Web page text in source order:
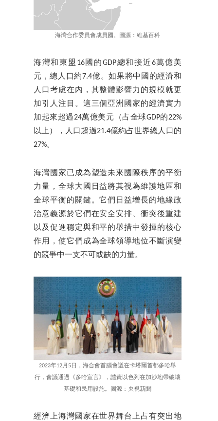
海灣合作委員會成員國。圖源：維基百科
海灣和東盟16國的GDP總和接近6萬億美
元，總人口約7.4億。如果將中國的經濟和
人口考慮在內，其整體影響力的規模就更
加引人注目。這三個亞洲國家的經濟實力
加起來超過24萬億美元（占全球GDP的22%
以上），人口超過21.4億約占世界總人口的
27%。
海灣國家已成為塑造未來國際秩序的平衡
力量，全球大國日益將其視為維護地區和
全球平衡的關鍵。它們日益增長的地緣政
治意義源於它們在安全安排、衝突後重建
以及促進穩定與和平的舉措中發揮的核心
作用，使它們成為全球領導地位不斷演變
的競爭中一支不可或缺的力量。
2023年12月5日，海合會首腦會議在卡塔爾首都多哈舉
行，會議通過《多哈宣言》，譴責以色列在加沙地帶破壞
基礎和民用設施。圖源：央視新聞
經濟上海灣國家在世界舞台上占有突出地